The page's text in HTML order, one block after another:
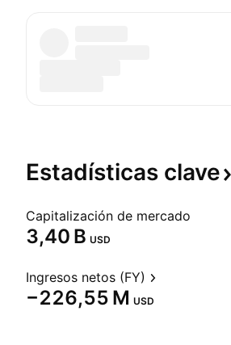
Estadísticas clave
Capitalización de mercado
‪3,40 B‬ USD
Ingresos netos (FY)
‪−226,55 M‬ USD